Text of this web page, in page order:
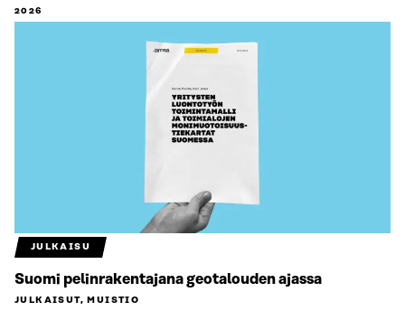
2026
JULKAISU
Suomi pelinrakentajana geotalouden ajassa
JULKAISUT, MUISTIO